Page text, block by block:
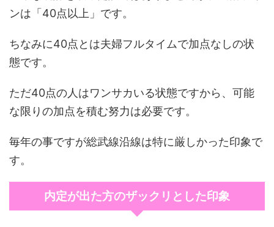
ンは「40点以上」です。
ちなみに40点とは夫婦フルタイムで加点なしの状
態です。
ただ40点の人はワンサカいる状態ですから、可能
な限りの加点を積む努力は必要です。
毎年の事ですが総武線沿線は特に厳しかった印象で
す。
内定が出た方のザックリとした印象